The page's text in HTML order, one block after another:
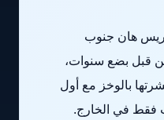
غريس هان جنوب
قبل بضع سنوات،
بالوخز مع أول
فقط في الخارج.